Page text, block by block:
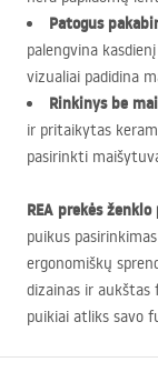
Patogus
palengvina
vizualiai padidina
Rinkinys be
ir pritaikytas
pasirinkti
REA prekės
puikus
ergonomiškų
dizainas ir aukštas
puikiai atliks savo